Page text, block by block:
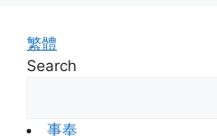
繁體
Search
事奉